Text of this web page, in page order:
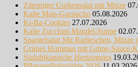
Zitroniger Gurkensalat mit Minze
Kalte Mais-Gazpacho 05.08.2026
Ki-Ba-Cookies 27.07.2026
Kalte Zucchini-Mandel-Suppe
Spargelsalat Mit Radieschen, Minze
Grünes Hummus mit Grüne-Sauce-
Südafrikanische Hertzoggies